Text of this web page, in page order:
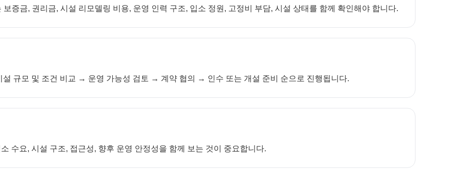
증금, 권리금, 시설 리모델링 비용, 운영 인력 구조, 입소 정원, 고정비 부담, 시설 상태를 함께 확인해야 합니다.
규모 및 조건 비교 → 운영 가능성 검토 → 계약 협의 → 인수 또는 개설 준비 순으로 진행됩니다.
수요, 시설 구조, 접근성, 향후 운영 안정성을 함께 보는 것이 중요합니다.